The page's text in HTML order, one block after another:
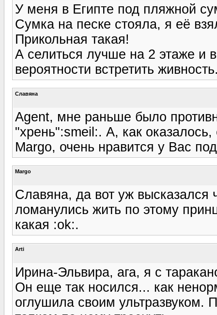
У меня в Египте под пляжной
Сумка на песке стояла, я её
Прикольная такая!
А селиться лучше на 2 этаже и
вероятности встретить
Славяна
Agent, мне раньше было
"хрень":smeil:. А, как
Margo, очень нравится у Вас
Margo
Славяна, да вот уж
ломанулись жить по этому
какая :ok:.
Arti
Ирина-Эльвира, ага, я с
Он еще так носился... как
оглушила своим ультразвуком.